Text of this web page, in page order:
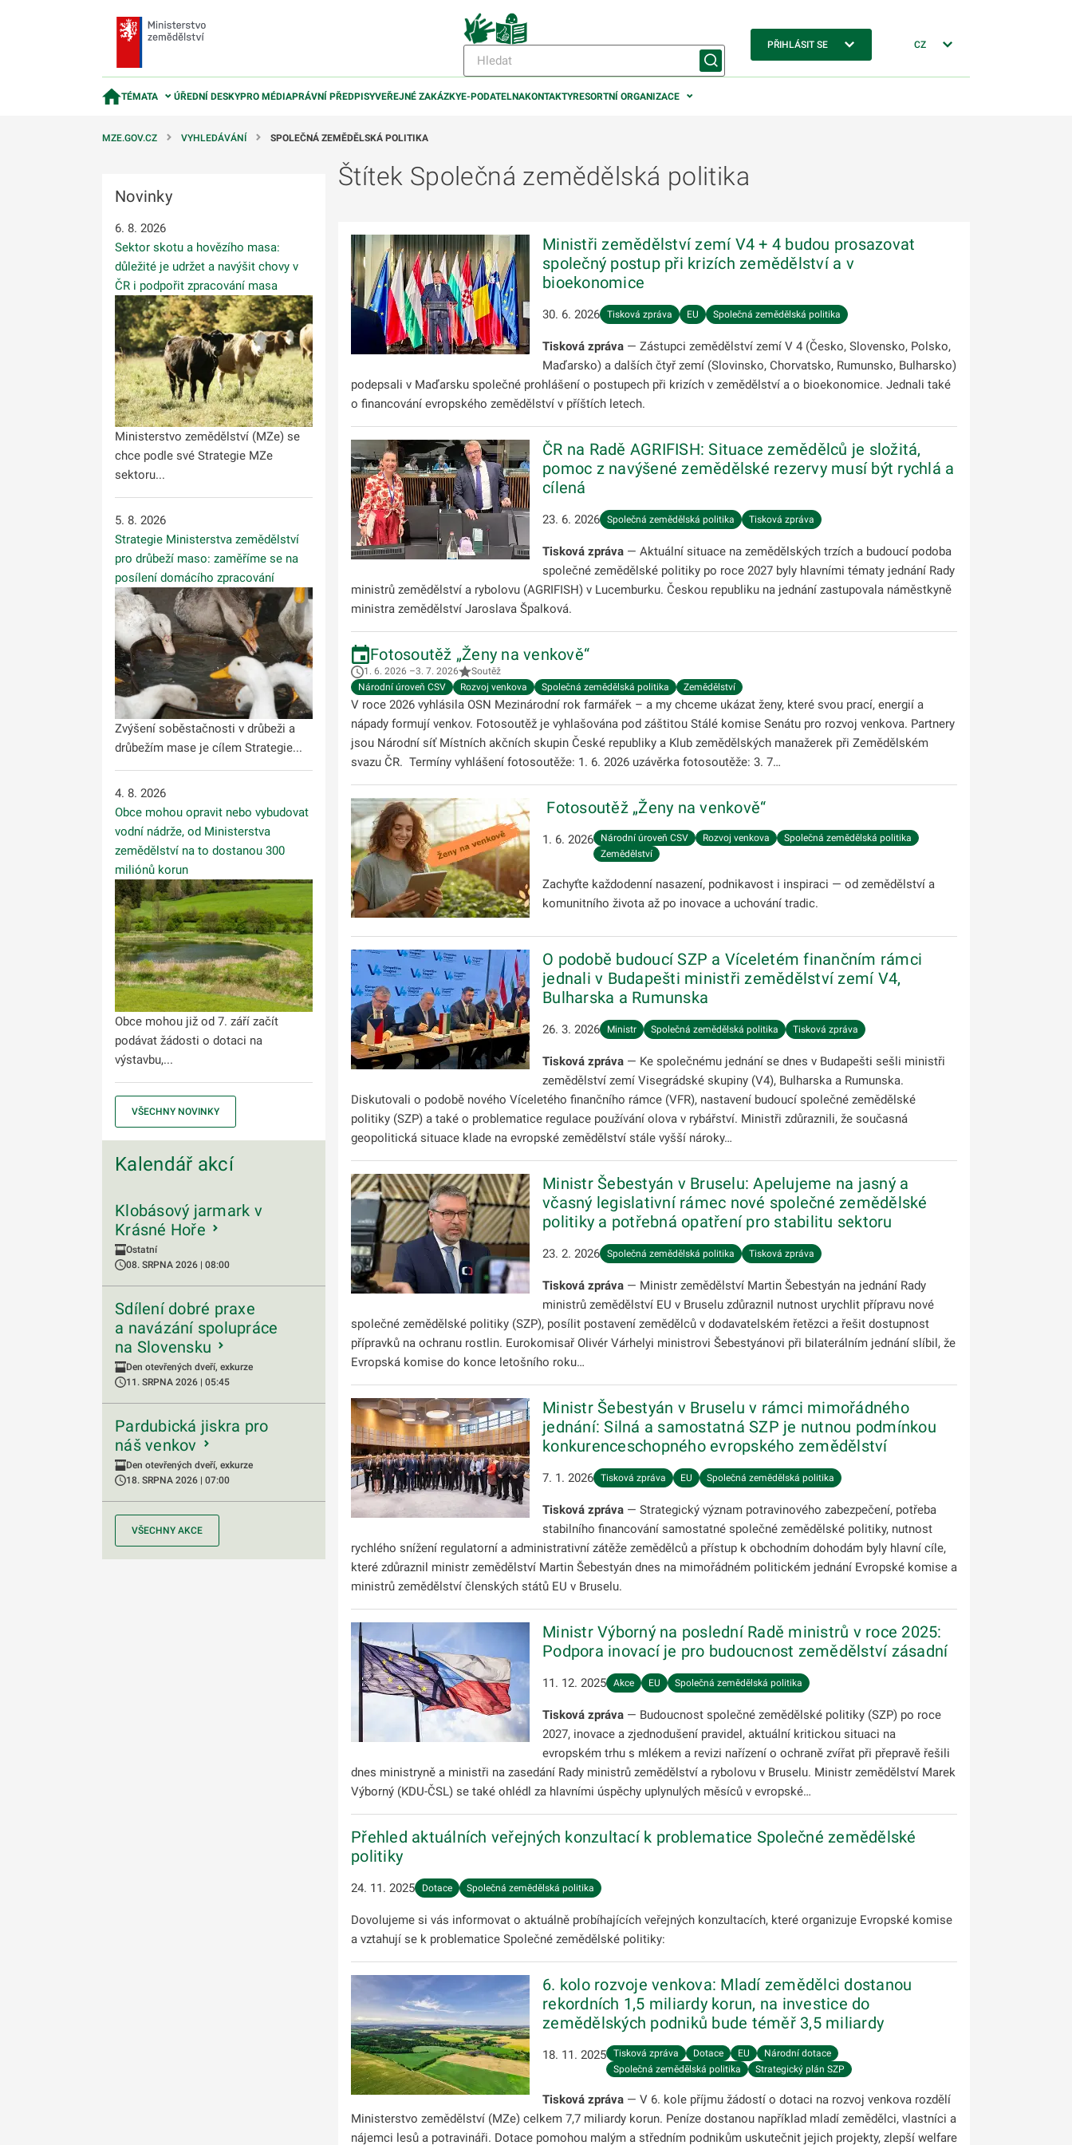
PŘIHLÁSIT SE CZ
TÉMATA ÚŘEDNÍ DESKYPRO MÉDIAPRÁVNÍ PŘEDPISYVEŘEJNÉ ZAKÁZKYE-PODATELNAKONTAKTYRESORTNÍ ORGANIZACE
MZE.GOV.CZ VYHLEDÁVÁNÍ SPOLEČNÁ ZEMĚDĚLSKÁ POLITIKA
Štítek Společná zemědělská politika
Ministři zemědělství zemí V4 + 4 budou prosazovat
společný postup při krizích zemědělství a v
bioekonomice
30. 6. 2026 Tisková zpráva EU Společná zemědělská politika
Tisková zpráva — Zástupci zemědělství zemí V 4 (Česko, Slovensko, Polsko,
Maďarsko) a dalších čtyř zemí (Slovinsko, Chorvatsko, Rumunsko, Bulharsko)
podepsali v Maďarsku společné prohlášení o postupech při krizích v zemědělství a o bioekonomice. Jednali také
o financování evropského zemědělství v příštích letech.
ČR na Radě AGRIFISH: Situace zemědělců je složitá,
pomoc z navýšené zemědělské rezervy musí být rychlá a
cílená
23. 6. 2026 Společná zemědělská politika Tisková zpráva
Tisková zpráva — Aktuální situace na zemědělských trzích a budoucí podoba
společné zemědělské politiky po roce 2027 byly hlavními tématy jednání Rady
ministrů zemědělství a rybolovu (AGRIFISH) v Lucemburku. Českou republiku na jednání zastupovala náměstkyně
ministra zemědělství Jaroslava Špalková.
​Fotosoutěž „Ženy na venkově“
1. 6. 2026 –3. 7. 2026
Soutěž
Národní úroveň CSV
Rozvoj venkova Společná zemědělská politika Zemědělství
V roce 2026 vyhlásila OSN Mezinárodní rok farmářek – a my chceme ukázat ženy, které svou prací, energií a
nápady formují venkov. Fotosoutěž je vyhlašována pod záštitou Stálé komise Senátu pro rozvoj venkova. Partnery
jsou Národní síť Místních akčních skupin České republiky a Klub zemědělských manažerek při Zemědělském
svazu ČR. ​ Termíny vyhlášení fotosoutěže: 1. 6. 2026 uzávěrka fotosoutěže: 3. 7…
​​ Fotosoutěž „Ženy na venkově“
1. 6. 2026 Národní úroveň CSV Rozvoj venkova
Společná zemědělská politika
Zemědělství
Zachyťte každodenní nasazení, podnikavost i inspiraci — od zemědělství a
komunitního života až po inovace a uchování tradic.
O podobě budoucí SZP a Víceletém finančním rámci
jednali v Budapešti ministři zemědělství zemí V4,
Bulharska a Rumunska
26. 3. 2026 Ministr Společná zemědělská politika Tisková zpráva
Tisková zpráva — Ke společnému jednání se dnes v Budapešti sešli ministři
zemědělství zemí Visegrádské skupiny (V4), Bulharska a Rumunska.
Diskutovali o podobě nového Víceletého finančního rámce (VFR), nastavení budoucí společné zemědělské
politiky (SZP) a také o problematice regulace používání olova v rybářství. Ministři zdůraznili, že současná
geopolitická situace klade na evropské zemědělství stále vyšší nároky…
Ministr Šebestyán v Bruselu: Apelujeme na jasný a
včasný legislativní rámec nové společné zemědělské
politiky a potřebná opatření pro stabilitu sektoru
23. 2. 2026 Společná zemědělská politika Tisková zpráva
Tisková zpráva — Ministr zemědělství Martin Šebestyán na jednání Rady
ministrů zemědělství EU v Bruselu zdůraznil nutnost urychlit přípravu nové
společné zemědělské politiky (SZP), posílit postavení zemědělců v dodavatelském řetězci a řešit dostupnost
přípravků na ochranu rostlin. Eurokomisař Olivér Várhelyi ministrovi Šebestyánovi při bilaterálním jednání slíbil, že
Evropská komise do konce letošního roku…
Ministr Šebestyán v Bruselu v rámci mimořádného
jednání: Silná a samostatná SZP je nutnou podmínkou
konkurenceschopného evropského zemědělství
7. 1. 2026 Tisková zpráva EU Společná zemědělská politika
Tisková zpráva — Strategický význam potravinového zabezpečení, potřeba
stabilního financování samostatné společné zemědělské politiky, nutnost
rychlého snížení regulatorní a administrativní zátěže zemědělců a přístup k obchodním dohodám byly hlavní cíle,
které zdůraznil ministr zemědělství Martin Šebestyán dnes na mimořádném politickém jednání Evropské komise a
ministrů zemědělství členských států EU v Bruselu.
Ministr Výborný na poslední Radě ministrů v roce 2025:
Podpora inovací je pro budoucnost zemědělství zásadní
11. 12. 2025 Akce EU Společná zemědělská politika
Tisková zpráva — Budoucnost společné zemědělské politiky (SZP) po roce
2027, inovace a zjednodušení pravidel, aktuální kritickou situaci na
evropském trhu s mlékem a revizi nařízení o ochraně zvířat při přepravě řešili
dnes ministryně a ministři na zasedání Rady ministrů zemědělství a rybolovu v Bruselu. Ministr zemědělství Marek
Výborný (KDU-ČSL) se také ohlédl za hlavními úspěchy uplynulých měsíců v evropské…
Přehled aktuálních veřejných konzultací k problematice Společné zemědělské
politiky
24. 11. 2025 Dotace Společná zemědělská politika
Dovolujeme si vás informovat o aktuálně probíhajících veřejných konzultacích, které organizuje Evropské komise
a vztahují se k problematice Společné zemědělské politiky:
6. kolo rozvoje venkova: Mladí zemědělci dostanou
rekordních 1,5 miliardy korun, na investice do
zemědělských podniků bude téměř 3,5 miliardy
18. 11. 2025 Tisková zpráva Dotace EU
Národní dotace
Společná zemědělská politika
Strategický plán SZP
Tisková zpráva — V 6. kole příjmu žádostí o dotaci na rozvoj venkova rozdělí
Ministerstvo zemědělství (MZe) celkem 7,7 miliardy korun. Peníze dostanou například mladí zemědělci, vlastníci a
nájemci lesů a potravináři. Dotace pomohou malým a středním podnikům uskutečnit jejich projekty, zlepší welfare
Novinky
6. 8. 2026
Sektor skotu a hovězího masa:
důležité je udržet a navýšit chovy v
ČR i podpořit zpracování masa
Ministerstvo zemědělství (MZe) se
chce podle své Strategie MZe
sektoru...
5. 8. 2026
Strategie Ministerstva zemědělství
pro drůbeží maso: zaměříme se na
posílení domácího zpracování
Zvýšení soběstačnosti v drůbeži a
drůbežím mase je cílem Strategie...
4. 8. 2026
Obce mohou opravit nebo vybudovat
vodní nádrže, od Ministerstva
zemědělství na to dostanou 300
miliónů korun
Obce mohou již od 7. září začít
podávat žádosti o dotaci na
výstavbu,...
VŠECHNY NOVINKY
Kalendář akcí
Klobásový jarmark v
Krásné Hoře
Ostatní
08. SRPNA 2026 | 08:00
Sdílení dobré praxe
a navázání spolupráce
na Slovensku
Den otevřených dveří, exkurze
11. SRPNA 2026 | 05:45
Pardubická jiskra pro
náš venkov
Den otevřených dveří, exkurze
18. SRPNA 2026 | 07:00
VŠECHNY AKCE